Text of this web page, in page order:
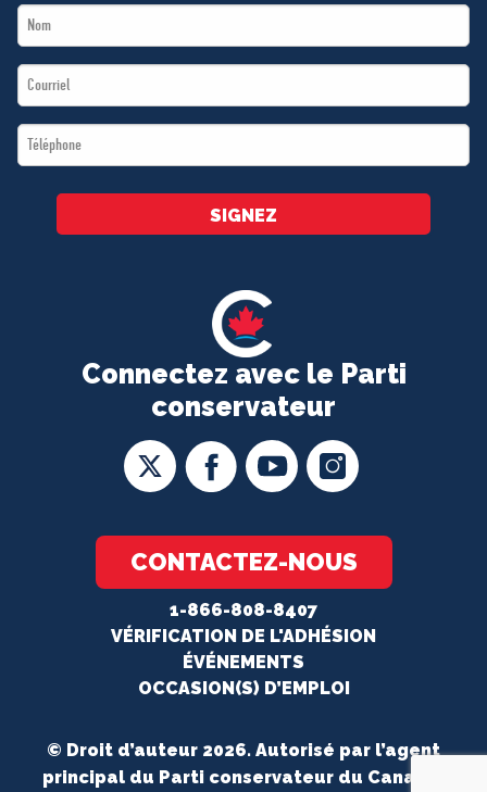
Connectez avec le Parti
conservateur
CONTACTEZ-NOUS
1-866-808-8407
VÉRIFICATION DE L'ADHÉSION
ÉVÉNEMENTS
OCCASION(S) D’EMPLOI
Last
Name
Email
*
Téléphone
*
SIGNEZ
© Droit d’auteur 2026. Autorisé par l’agent
principal du Parti conservateur du Canada.